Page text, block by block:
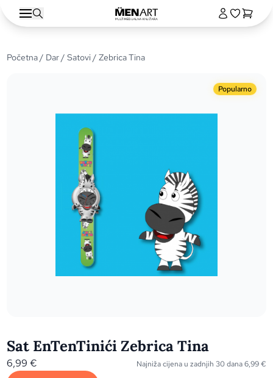
Početna/ Dar/Satovi/ Zebrica Tina
Popularno
Sat EnTenTinići Zebrica Tina
6,99€ Najniža cijena u zadnjih 30 dana6,99€